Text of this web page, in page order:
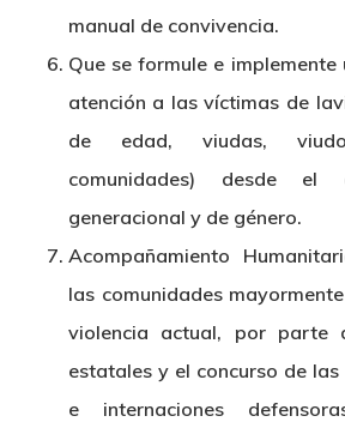
manual de convivencia.
Que se formule e
atención a las víctimas de
de edad, viudas,
comunidades) desde el
generacional y de género.
Acompañamiento
las comunidades
violencia actual, por parte
estatales y el concurso de las
e internaciones